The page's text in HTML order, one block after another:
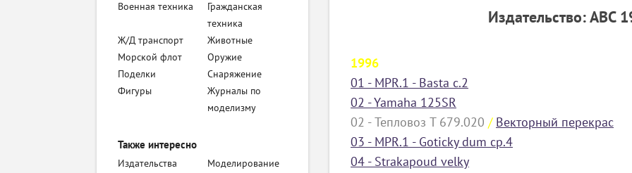
Издательство: АВС
1996
01 - MPR.1 - Basta c.2
02 - Yamaha 125SR
02 - Тепловоз T 679.020 / Векторный перекрас
03 - MPR.1 - Goticky dum cp.4
04 - Strakapoud velky
Военная техника
Гражданская
техника
Ж/Д транспорт
Животные
Морской флот
Оружие
Поделки
Снаряжение
Фигуры
Журналы по
моделизму
Также интересно
Издательства
Моделирование